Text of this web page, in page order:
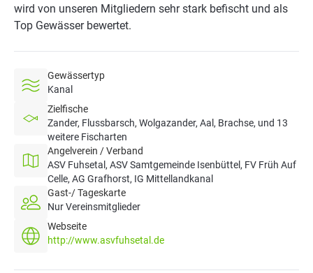
wird von unseren Mitgliedern sehr stark befischt und als
Top Gewässer bewertet.
Gewässertyp
Kanal
Zielfische
Zander, Flussbarsch, Wolgazander, Aal, Brachse, und 13
weitere Fischarten
Angelverein / Verband
ASV Fuhsetal, ASV Samtgemeinde Isenbüttel, FV Früh Auf
Celle, AG Grafhorst, IG Mittellandkanal
Gast-/ Tageskarte
Nur Vereinsmitglieder
Webseite
http://www.asvfuhsetal.de